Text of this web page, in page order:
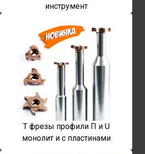
инструмент
T фрезы профили П и U
монолит и с пластинами